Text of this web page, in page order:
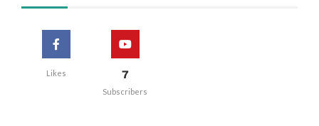
Likes 7
Subscribers